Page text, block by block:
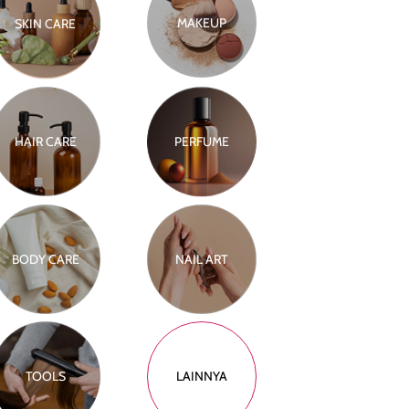
SKIN CARE MAKEUP
HAIR CARE PERFUME
BODY CARE NAIL ART
TOOLS LAINNYA